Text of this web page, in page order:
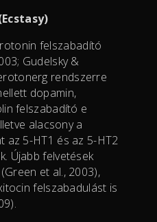
felszabadító
Gudelsky &
rendszerre
dopamin,
felszabadító e
alacsony a
az 5-HT1 és az 5-HT2
Újabb felvetések
et al., 2003),
felszabadulást is